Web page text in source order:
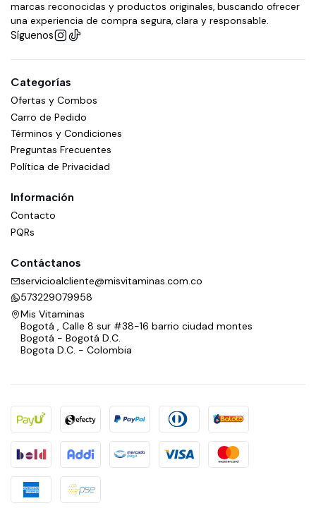
marcas reconocidas y productos originales, buscando ofrecer
una experiencia de compra segura, clara y responsable.
Síguenos
Categorías
Ofertas y Combos
Carro de Pedido
Términos y Condiciones
Preguntas Frecuentes
Política de Privacidad
Información
Contacto
PQRs
Contáctanos
servicioalcliente@misvitaminas.com.co
573229079958
Mis Vitaminas
Bogotá , Calle 8 sur #38-16 barrio ciudad montes
Bogotá - Bogotá D.C.
Bogota D.C. - Colombia